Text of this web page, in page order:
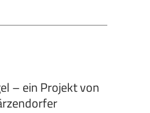
– ein Projekt von